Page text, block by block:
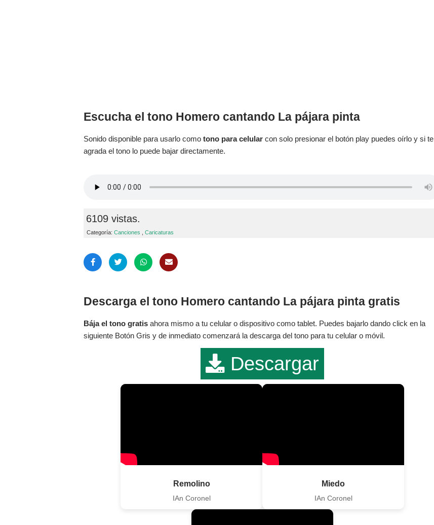
Escucha el tono Homero cantando La pájara pinta
Sonido disponible para usarlo como tono para celular con solo presionar el botón play puedes oírlo y si te
agrada el tono lo puede bajar directamente.
6109 vistas.
Categoría: Canciones Caricaturas
Descarga el tono Homero cantando La pájara pinta gratis
Bája el tono gratis ahora mismo a tu celular o dispositivo como tablet. Puedes bajarlo dando click en la
siguiente Botón Gris y de inmediato comenzará la descarga del tono para tu celular o móvil.
Descargar
Remolino
IAn Coronel
Miedo
IAn Coronel